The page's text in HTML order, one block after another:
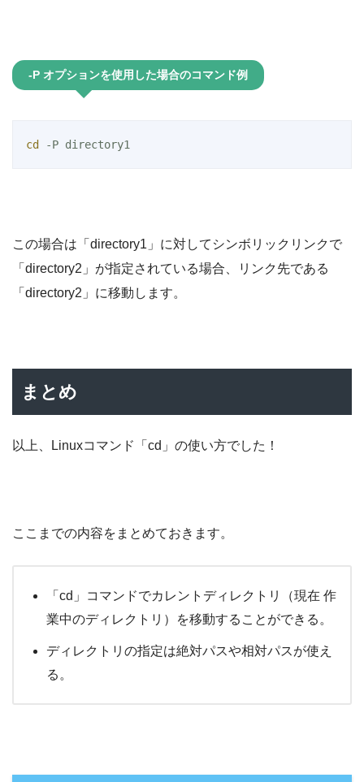
-P オプションを使用した場合のコマンド例
cd -P directory1
この場合は「directory1」に対してシンボリックリンクで
「directory2」が指定されている場合、リンク先である
「directory2」に移動します。
まとめ
以上、Linuxコマンド「cd」の使い方でした！
ここまでの内容をまとめておきます。
「cd」コマンドでカレントディレクトリ（現在 作
業中のディレクトリ）を移動することができる。
ディレクトリの指定は絶対パスや相対パスが使え
る。